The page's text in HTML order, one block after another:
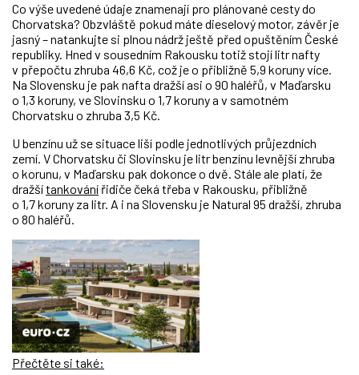
Co výše uvedené údaje znamenají pro plánované cesty do
Chorvatska? Obzvláště pokud máte dieselový motor, závěr je
jasný – natankujte si plnou nádrž ještě před opuštěním České
republiky. Hned v sousedním Rakousku totiž stojí litr nafty
v přepočtu zhruba 46,6 Kč, což je o přibližně 5,9 koruny více.
Na Slovensku je pak nafta dražší asi o 90 haléřů, v Maďarsku
o 1,3 koruny, ve Slovinsku o 1,7 koruny a v samotném
Chorvatsku o zhruba 3,5 Kč.
U benzínu už se situace liší podle jednotlivých průjezdních
zemí. V Chorvatsku či Slovinsku je litr benzínu levnější zhruba
o korunu, v Maďarsku pak dokonce o dvě. Stále ale platí, že
dražšítankování řidiče čeká třeba v Rakousku, přibližně
o 1,7 koruny za litr. A i na Slovensku je Natural 95 dražší, zhruba
o 80 haléřů.
Přečtěte si také: